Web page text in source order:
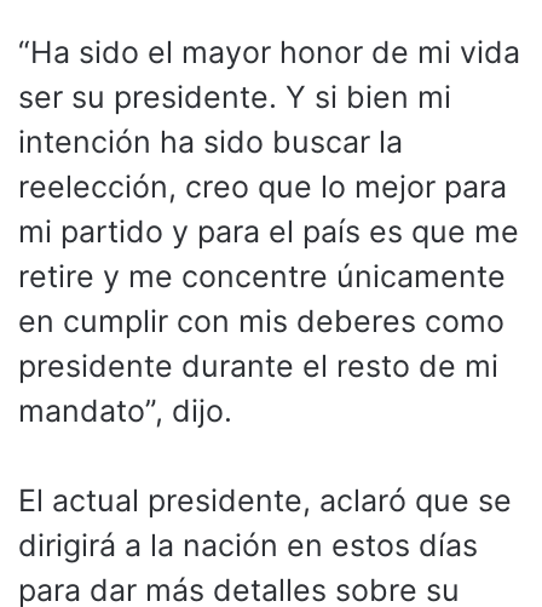
“Ha sido el mayor honor de mi vida
ser su presidente. Y si bien mi
intención ha sido buscar la
reelección, creo que lo mejor para
mi partido y para el país es que me
retire y me concentre únicamente
en cumplir con mis deberes como
presidente durante el resto de mi
mandato”, dijo.
El actual presidente, aclaró que se
dirigirá a la nación en estos días
para dar más detalles sobre su